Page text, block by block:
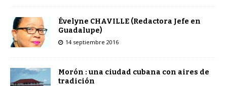
Évelyne CHAVILLE (Redactora Jefe en
Guadalupe)
14 septiembre 2016
Morón : una ciudad cubana con aires de
tradición